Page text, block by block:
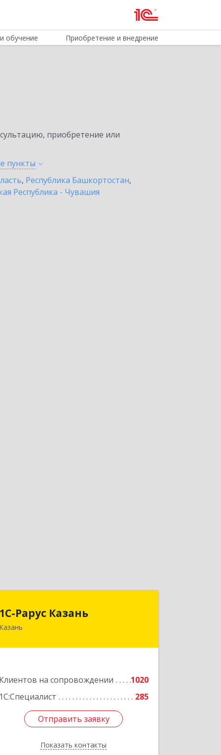
обучение Приобретение и внедрение
приобретение или
пункты
, Республика Башкортостан,
Республика - Чувашия
1С-Рарус Казань
Казань
Клиентов на сопровождении
1020
1С:Специалист
285
Отправить заявку
Показать контакты
420088, Татарстан Респ, Казань г,
Отправить заявку
Назад